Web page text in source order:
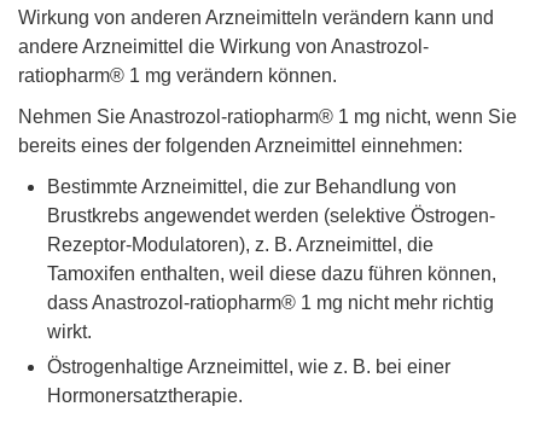
Wirkung von anderen Arzneimitteln verändern kann und
andere Arzneimittel die Wirkung von Anastrozol-
ratiopharm® 1 mg verändern können.
Nehmen Sie Anastrozol-ratiopharm® 1 mg nicht, wenn Sie
bereits eines der folgenden Arzneimittel einnehmen:
Bestimmte Arzneimittel, die zur Behandlung von
Brustkrebs angewendet werden (selektive Östrogen-
Rezeptor-Modulatoren), z. B. Arzneimittel, die
Tamoxifen enthalten, weil diese dazu führen können,
dass Anastrozol-ratiopharm® 1 mg nicht mehr richtig
wirkt.
Östrogenhaltige Arzneimittel, wie z. B. bei einer
Hormonersatztherapie.